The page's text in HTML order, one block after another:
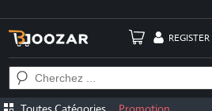
REGISTER